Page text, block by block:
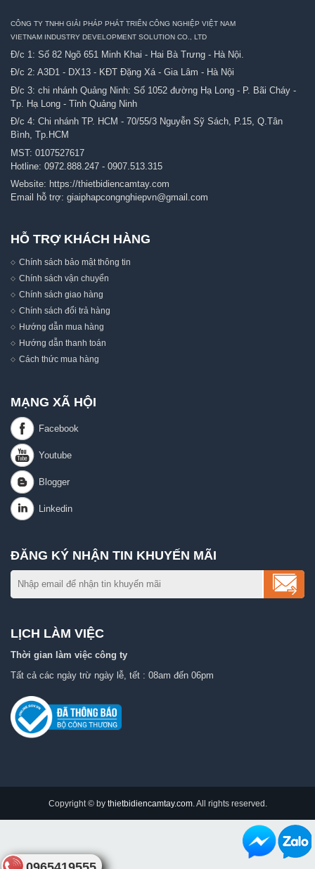
CÔNG TY TNHH GIẢI PHÁP PHÁT TRIỂN CÔNG NGHIỆP VIỆT NAM
VIETNAM INDUSTRY DEVELOPMENT SOLUTION CO., LTD
Đ/c 1: Số 82 Ngõ 651 Minh Khai - Hai Bà Trưng - Hà Nội.
Đ/c 2: A3D1 - DX13 - KĐT Đặng Xá - Gia Lâm - Hà Nội
Đ/c 3: chi nhánh Quảng Ninh: Số 1052 đường Hạ Long - P. Bãi Cháy -
Tp. Hạ Long - Tỉnh Quảng Ninh
Đ/c 4: Chi nhánh TP. HCM - 70/55/3 Nguyễn Sỹ Sách, P.15, Q.Tân
Bình, Tp.HCM
MST: 0107527617
Hotline: 0972.888.247 - 0907.513.315
Website: https://thietbidiencamtay.com
Email hỗ trợ: giaiphapcongnghiepvn@gmail.com
HỖ TRỢ KHÁCH HÀNG
Chính sách bảo mật thông tin
Chính sách vận chuyển
Chính sách giao hàng
Chính sách đổi trả hàng
Hướng dẫn mua hàng
Hướng dẫn thanh toán
Cách thức mua hàng
MẠNG XÃ HỘI
ĐĂNG KÝ NHẬN TIN KHUYẾN MÃI
LỊCH LÀM VIỆC
Thời gian làm việc công ty
Tất cả các ngày trừ ngày lễ, tết : 08am đến 06pm
Copyright © by thietbidiencamtay.com. All rights reserved.